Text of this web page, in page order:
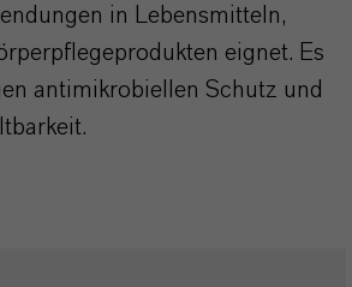
in Lebensmitteln,
eignet. Es
antimikrobiellen Schutz und